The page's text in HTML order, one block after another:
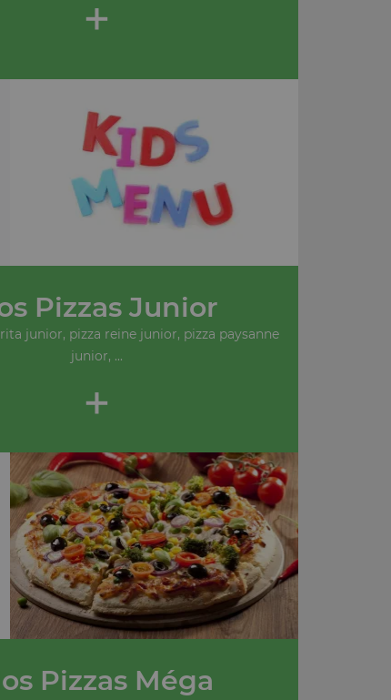
+
Pizzas Junior
junior, pizza reine junior, pizza paysanne
junior, ...
+
Pizzas Méga